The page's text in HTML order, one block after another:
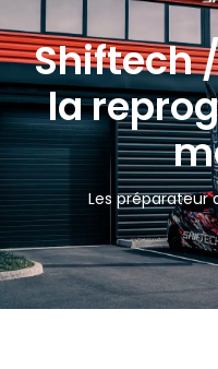
Shiftech
la
Les préparateur